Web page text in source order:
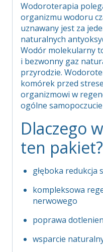
Wodoroterapia
organizmu wodoru
uznawany jest za
naturalnych
Wodór molekularny
i bezwonny gaz
przyrodzie.
komórek przed
organizmowi w
ogólne
Dlaczego
ten pakiet?
głęboka redukcja
kompleksowa
nerwowego
poprawa
wsparcie